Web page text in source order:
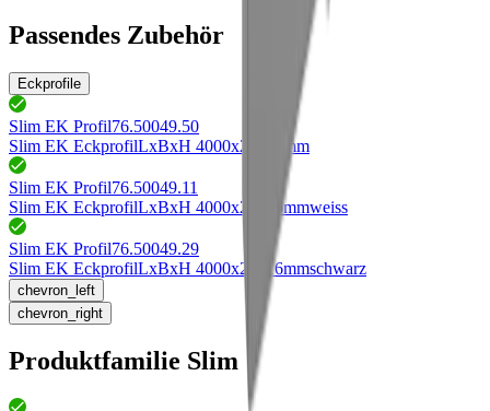
Passendes Zubehör
Eckprofile
Slim EK Profil76.50049.50
Slim EK EckprofilLxBxH 4000x20x16mm
Slim EK Profil76.50049.11
Slim EK EckprofilLxBxH 4000x20x16mmweiss
Slim EK Profil76.50049.29
Slim EK EckprofilLxBxH 4000x20x16mmschwarz
chevron_left
chevron_right
Produktfamilie Slim